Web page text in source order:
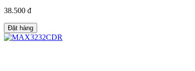
38.500 đ
Đặt hàng